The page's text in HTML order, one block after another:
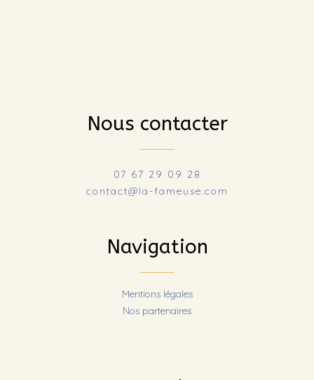
Nous contacter
07 67 29 09 28
contact@la-fameuse.com
Navigation
Mentions légales
Nos partenaires